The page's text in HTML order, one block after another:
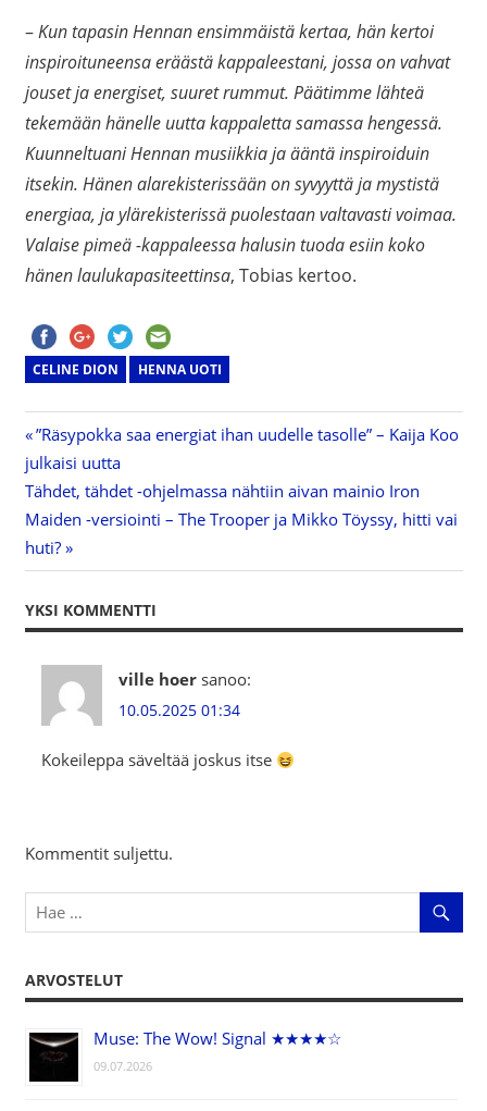
–Kun tapasin Hennan ensimmäistä kertaa, hän kertoi
inspiroituneensa eräästä kappaleestani, jossa on vahvat
jouset ja energiset, suuret rummut. Päätimme lähteä
tekemään hänelle uutta kappaletta samassa hengessä.
Kuunneltuani Hennan musiikkia ja ääntä inspiroiduin
itsekin. Hänen alarekisterissään on syvyyttä ja mystistä
energiaa, ja ylärekisterissä puolestaan valtavasti voimaa.
Valaise pimeä -kappaleessa halusin tuoda esiin koko
hänen laulukapasiteettinsa, Tobias kertoo.
CELINE DION HENNA UOTI
Artikkelien
selaus
Previous
Post:
”Räsypokka saa energiat ihan uudelle tasolle” – Kaija Koo
julkaisi uutta
Next
Post:
Tähdet, tähdet -ohjelmassa nähtiin aivan mainio Iron
Maiden -versiointi – The Trooper ja Mikko Töyssy, hitti vai
huti?
YKSI KOMMENTTI
ville hoer sanoo:
10.05.2025 01:34
Kokeileppa säveltää joskus itse
Kommentit suljettu.
ARVOSTELUT
Muse: The Wow! Signal ★★★★☆
09.07.2026